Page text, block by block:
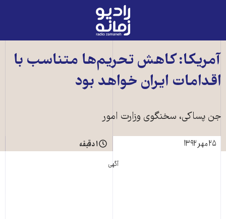
رادیو
زمانه
به
اصلی
آمريکا: کاهش تحريم‌ها متناسب با
اقدامات ايران خواهد بود
جن پساکی، سخنگوی وزارت امور
۲۵ مهر ۱۳۹۲
۱ دقیقه
آگهی